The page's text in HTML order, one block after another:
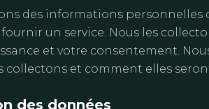
des informations personnelles
un service. Nous les
et votre consentement.
collectons et comment elles
des données